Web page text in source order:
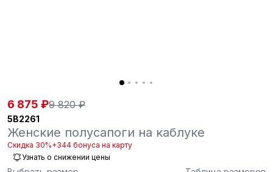
6 875 ₽9 820 ₽
5B2261
Женские полусапоги на каблуке
Скидка 30%+344 бонуса на карту
Узнать о снижении цены